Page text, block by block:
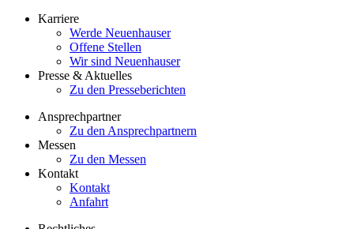
Karriere
Werde Neuenhauser
Offene Stellen
Wir sind Neuenhauser
Presse & Aktuelles
Zu den Presseberichten
Ansprechpartner
Zu den Ansprechpartnern
Messen
Zu den Messen
Kontakt
Kontakt
Anfahrt